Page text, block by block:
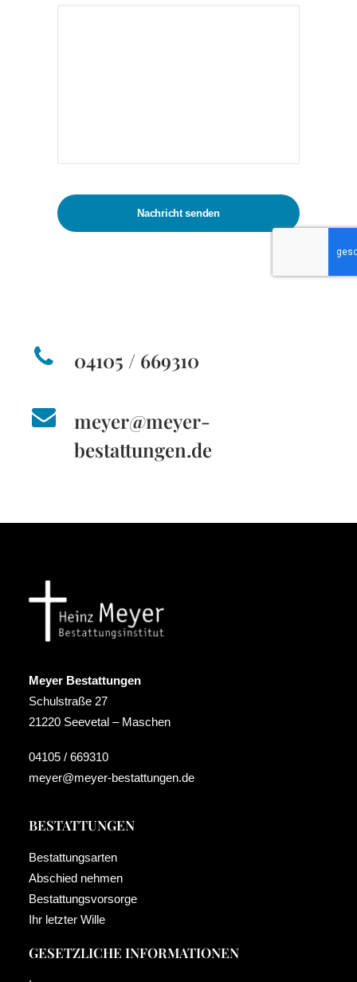
Name *
Nachricht senden
04105 / 669310
meyer@meyer-
bestattungen.de
Meyer Bestattungen
Schulstraße 27
21220 Seevetal – Maschen
04105 / 669310
meyer@meyer-bestattungen.de
BESTATTUNGEN
Bestattungsarten
Abschied nehmen
Bestattungsvorsorge
Ihr letzter Wille
GESETZLICHE INFORMATIONEN